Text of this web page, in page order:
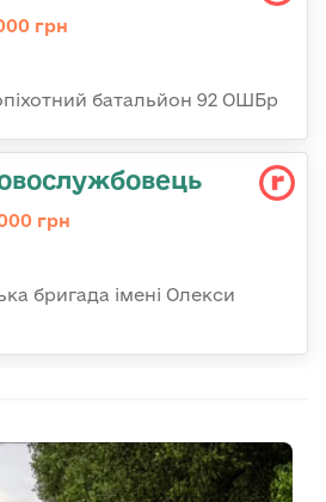
грн
батальйон 92 ОШБр
грн
бригада імені Олекси